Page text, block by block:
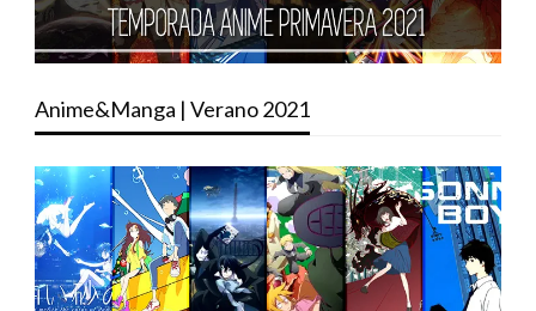
Anime&Manga | Verano 2021